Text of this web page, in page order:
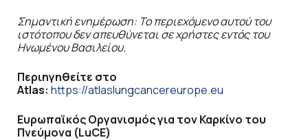
Σημαντική ενημέρωση: Το περιεχόμενο αυτού του
ιστότοπου δεν απευθύνεται σε χρήστες εντός του
Ηνωμένου Βασιλείου.
Περιηγηθείτε στο
Atlas: https://atlaslungcancereurope.eu
Ευρωπαϊκός Οργανισμός για τον Καρκίνο του
Πνεύμονα (LuCE)